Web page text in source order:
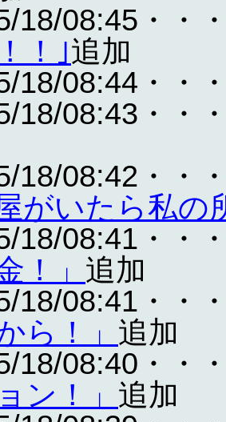
18/08:45・・
！｣追加
18/08:44・・
18/08:43・・
18/08:42・・
がいたら私の
18/08:41・・
！」 追加
18/08:41・・
ら！」 追加
18/08:40・・
ン！」 追加